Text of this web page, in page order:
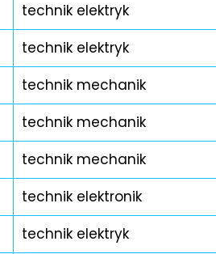
technik elektryk
technik elektryk
technik mechanik
technik mechanik
technik mechanik
technik elektronik
technik elektryk